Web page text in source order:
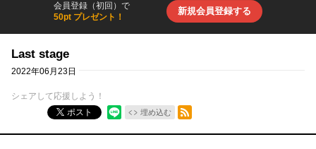
会員登録（初回）で
50pt プレゼント！
新規会員登録する
Last stage
2022年06月23日
シェアして応援しよう！
ポスト
埋め込む
RSSフィード